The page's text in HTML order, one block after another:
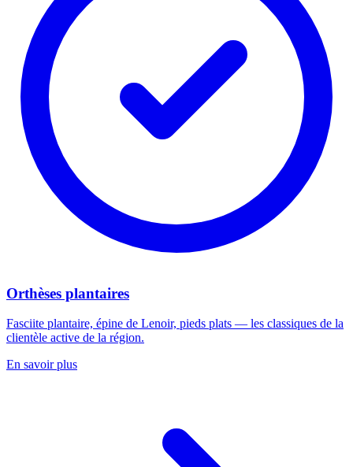
Orthèses plantaires
Fasciite plantaire, épine de Lenoir, pieds plats — les classiques de la
clientèle active de la région.
En savoir plus